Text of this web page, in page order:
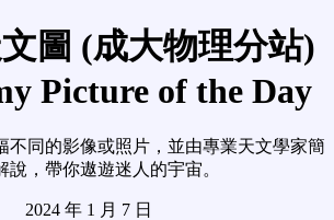
圖 (成大物理分站)
Picture of the Day
不同的影像或照片，並由專業天文學家簡
說，帶你遨遊迷人的宇宙。
2024 年 1 月 7 日